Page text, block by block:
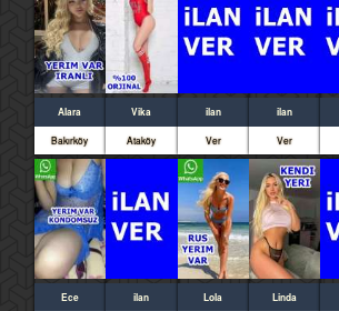
Alara
Bakırköy
Vika
Ataköy
ilan
Ver
ilan
Ver
Ece ilan Lola Linda